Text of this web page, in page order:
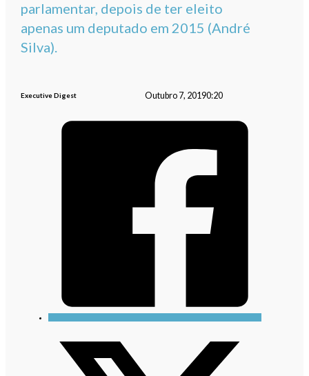
parlamentar, depois de ter eleito
apenas um deputado em 2015 (André
Silva).
Executive Digest Outubro 7, 20190:20